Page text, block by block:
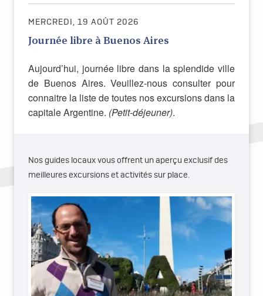
MERCREDI, 19 AOÛT 2026
Journée libre à Buenos Aires
Aujourd’hui, journée libre dans la splendide ville
de Buenos Aires. Veuillez-nous consulter pour
connaitre la liste de toutes nos excursions dans la
capitale Argentine. (Petit-déjeuner).
Nos guides locaux vous offrent un aperçu exclusif des
meilleures excursions et activités sur place.